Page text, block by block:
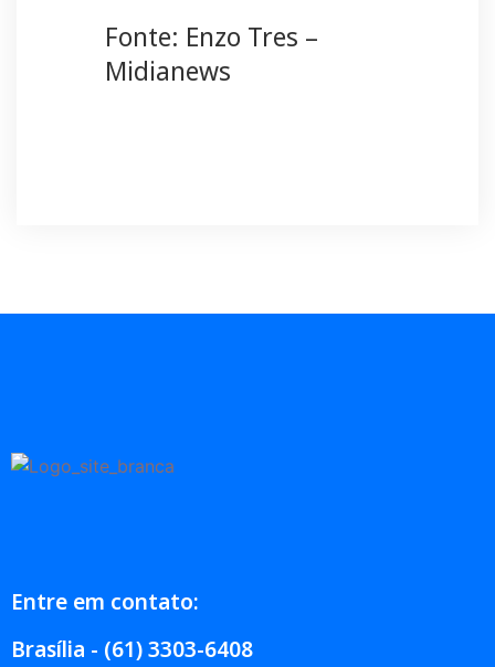
Fonte: Enzo Tres –
Midianews
Entre em contato:
Brasília - (61) 3303-6408